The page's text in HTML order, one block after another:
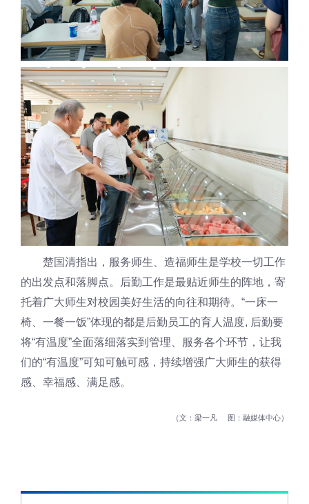
楚国清指出，服务师生、造福师生是学校一切工作
的出发点和落脚点。后勤工作是最贴近师生的阵地，寄
托着广大师生对校园美好生活的向往和期待。“一床一
椅、一餐一饭”体现的都是后勤员工的育人温度, 后勤要
将“有温度”全面落细落实到管理、服务各个环节，让我
们的“有温度”可知可触可感，持续增强广大师生的获得
感、幸福感、满足感。
文：梁一凡 图：融媒体中心